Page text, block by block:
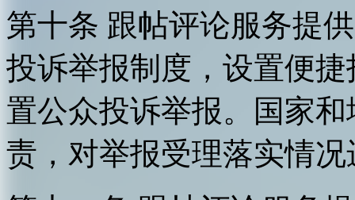
第十条 跟帖评论服务提
投诉举报制度，设置便
置公众投诉举报。国家
责，对举报受理落实情